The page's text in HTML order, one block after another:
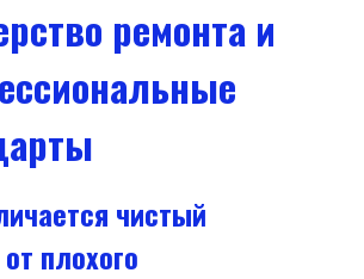
ремонта и
чистый
плохого